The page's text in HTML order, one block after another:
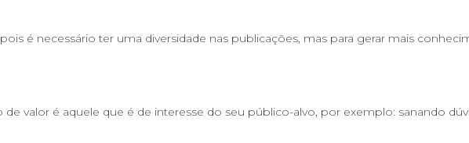
é necessário ter uma diversidade nas publicações, mas para gerar mais
valor é aquele que é de interesse do seu público-alvo, por exemplo: sanando